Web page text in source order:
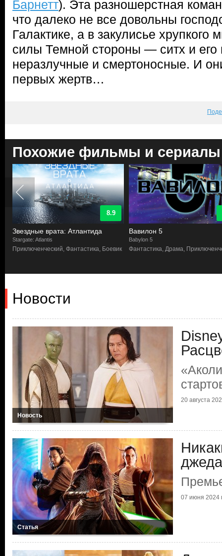
Барнетт). Эта разношерстная
что далеко не все довольны
Галактике, а в закулисье
силы Темной стороны — ситх и его
неразлучные и смертоносные. И
первых жертв…
Похожие фильмы и сериалы
8.9
Звездные врата: Атлантида
Stargate: Atlantis
Приключенческий, Фантастика, Боевик
Вавилон 5
Babylon 5
Фантастика, Драма,
Новости
Новость
20 августа
Статья
07 июня 2024